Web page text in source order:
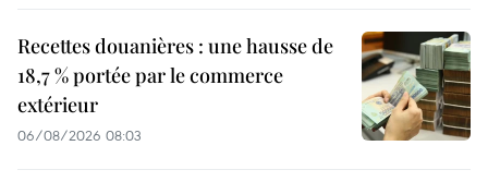
Recettes douanières : une hausse de
18,7 % portée par le commerce
extérieur
06/08/2026 08:03